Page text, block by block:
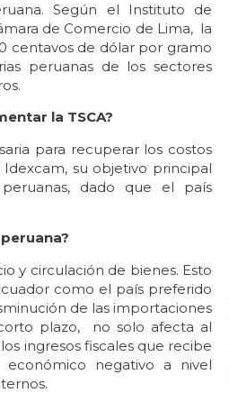
Según el Instituto de
de Comercio de Lima, la
centavos de dólar por gramo
peruanas de los sectores
la TSCA?
para recuperar los costos
su objetivo principal
dado que el país
y circulación de bienes. Esto
como el país preferido
de las importaciones
plazo, no solo afecta al
ingresos fiscales que recibe
negativo a nivel